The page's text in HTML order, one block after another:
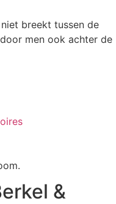
breekt tussen de
men ook achter de
&